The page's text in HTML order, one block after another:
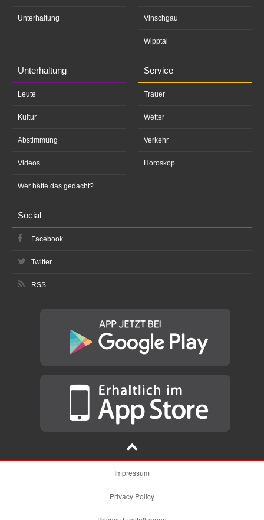
Unterhaltung Vinschgau
Wipptal
Unterhaltung
Leute
Kultur
Abstimmung
Videos
Wer hätte das gedacht?
Service
Trauer
Wetter
Verkehr
Horoskop
Social
Facebook
Twitter
RSS
Impressum
Privacy Policy